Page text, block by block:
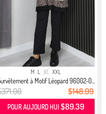
M L XL XXL
à Motif Léopard 96002-0...
$148.99
POUR AUJOURD HUI$89.39